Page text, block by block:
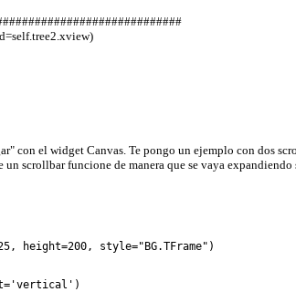
con el widget Canvas. Te pongo un ejemplo con dos
scrollbar funcione de manera que se vaya expandiendo
height=200, style="BG.TFrame")